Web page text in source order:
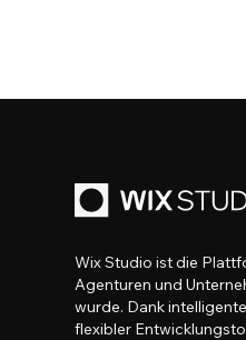
Wix Studio ist die
Agenturen und
wurde. Dank
flexibler